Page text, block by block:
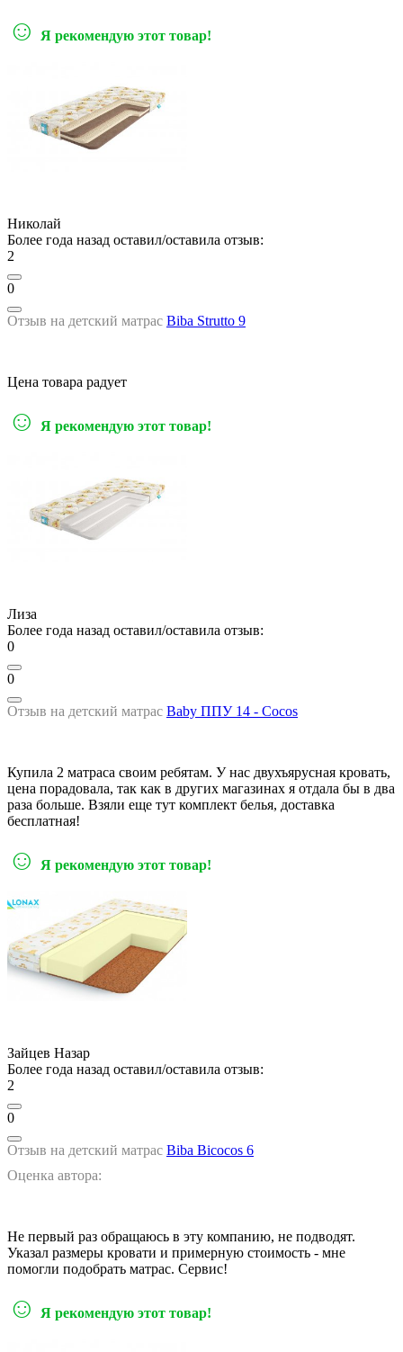
☺ Я рекомендую этот товар!
Николай
Более года назад оставил/оставила отзыв:
2
0
Отзыв на детский матрас Biba Strutto 9
Цена товара радует
☺ Я рекомендую этот товар!
Лиза
Более года назад оставил/оставила отзыв:
0
0
Отзыв на детский матрас Baby ППУ 14 - Cocos
Купила 2 матраса своим ребятам. У нас двухъярусная кровать,
цена порадовала, так как в других магазинах я отдала бы в два
раза больше. Взяли еще тут комплект белья, доставка
бесплатная!
☺ Я рекомендую этот товар!
Зайцев Назар
Более года назад оставил/оставила отзыв:
2
0
Отзыв на детский матрас Biba Biсoсos 6
Оценка автора:
Не первый раз обращаюсь в эту компанию, не подводят.
Указал размеры кровати и примерную стоимость - мне
помогли подобрать матрас. Сервис!
☺ Я рекомендую этот товар!